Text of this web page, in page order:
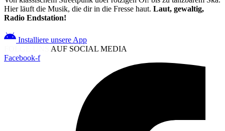
Hier läuft die Musik, die dir in die Fresse haut. Laut, gewaltig,
Radio Endstation!
Installiere unsere App
AUF SOCIAL MEDIA
Facebook-f